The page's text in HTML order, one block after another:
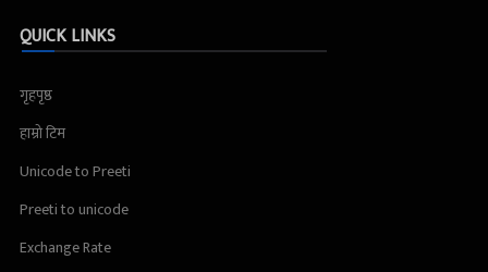
QUICK LINKS
गृहपृष्ठ
हाम्रो टिम
Unicode to Preeti
Preeti to unicode
Exchange Rate